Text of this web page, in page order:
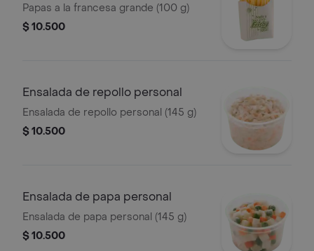
Papas a la francesa grande (100 g)
$ 10.500
Ensalada de repollo personal
Ensalada de repollo personal (145 g)
$ 10.500
Ensalada de papa personal
Ensalada de papa personal (145 g)
$ 10.500